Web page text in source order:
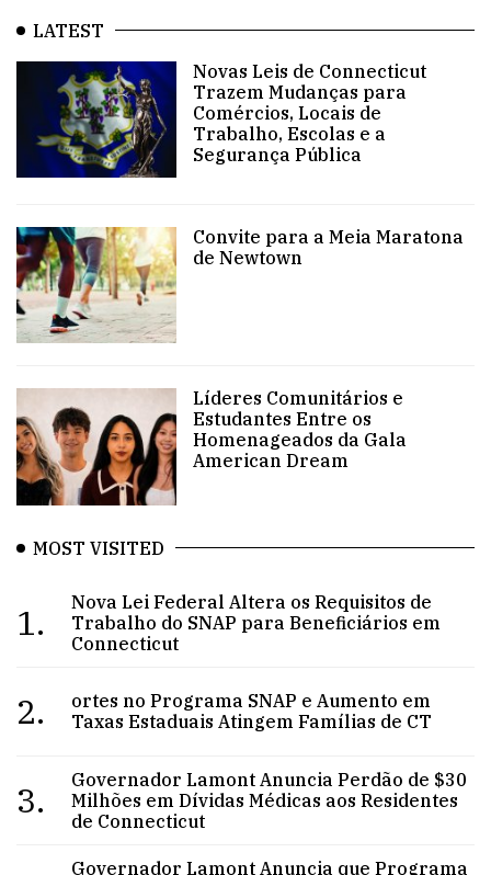
LATEST
Novas Leis de Connecticut
Trazem Mudanças para
Comércios, Locais de
Trabalho, Escolas e a
Segurança Pública
Convite para a Meia Maratona
de Newtown
Líderes Comunitários e
Estudantes Entre os
Homenageados da Gala
American Dream
MOST VISITED
1.
Nova Lei Federal Altera os Requisitos de
Trabalho do SNAP para Beneficiários em
Connecticut
2.
ortes no Programa SNAP e Aumento em
Taxas Estaduais Atingem Famílias de CT
3.
Governador Lamont Anuncia Perdão de $30
Milhões em Dívidas Médicas aos Residentes
de Connecticut
Governador Lamont Anuncia que Programa